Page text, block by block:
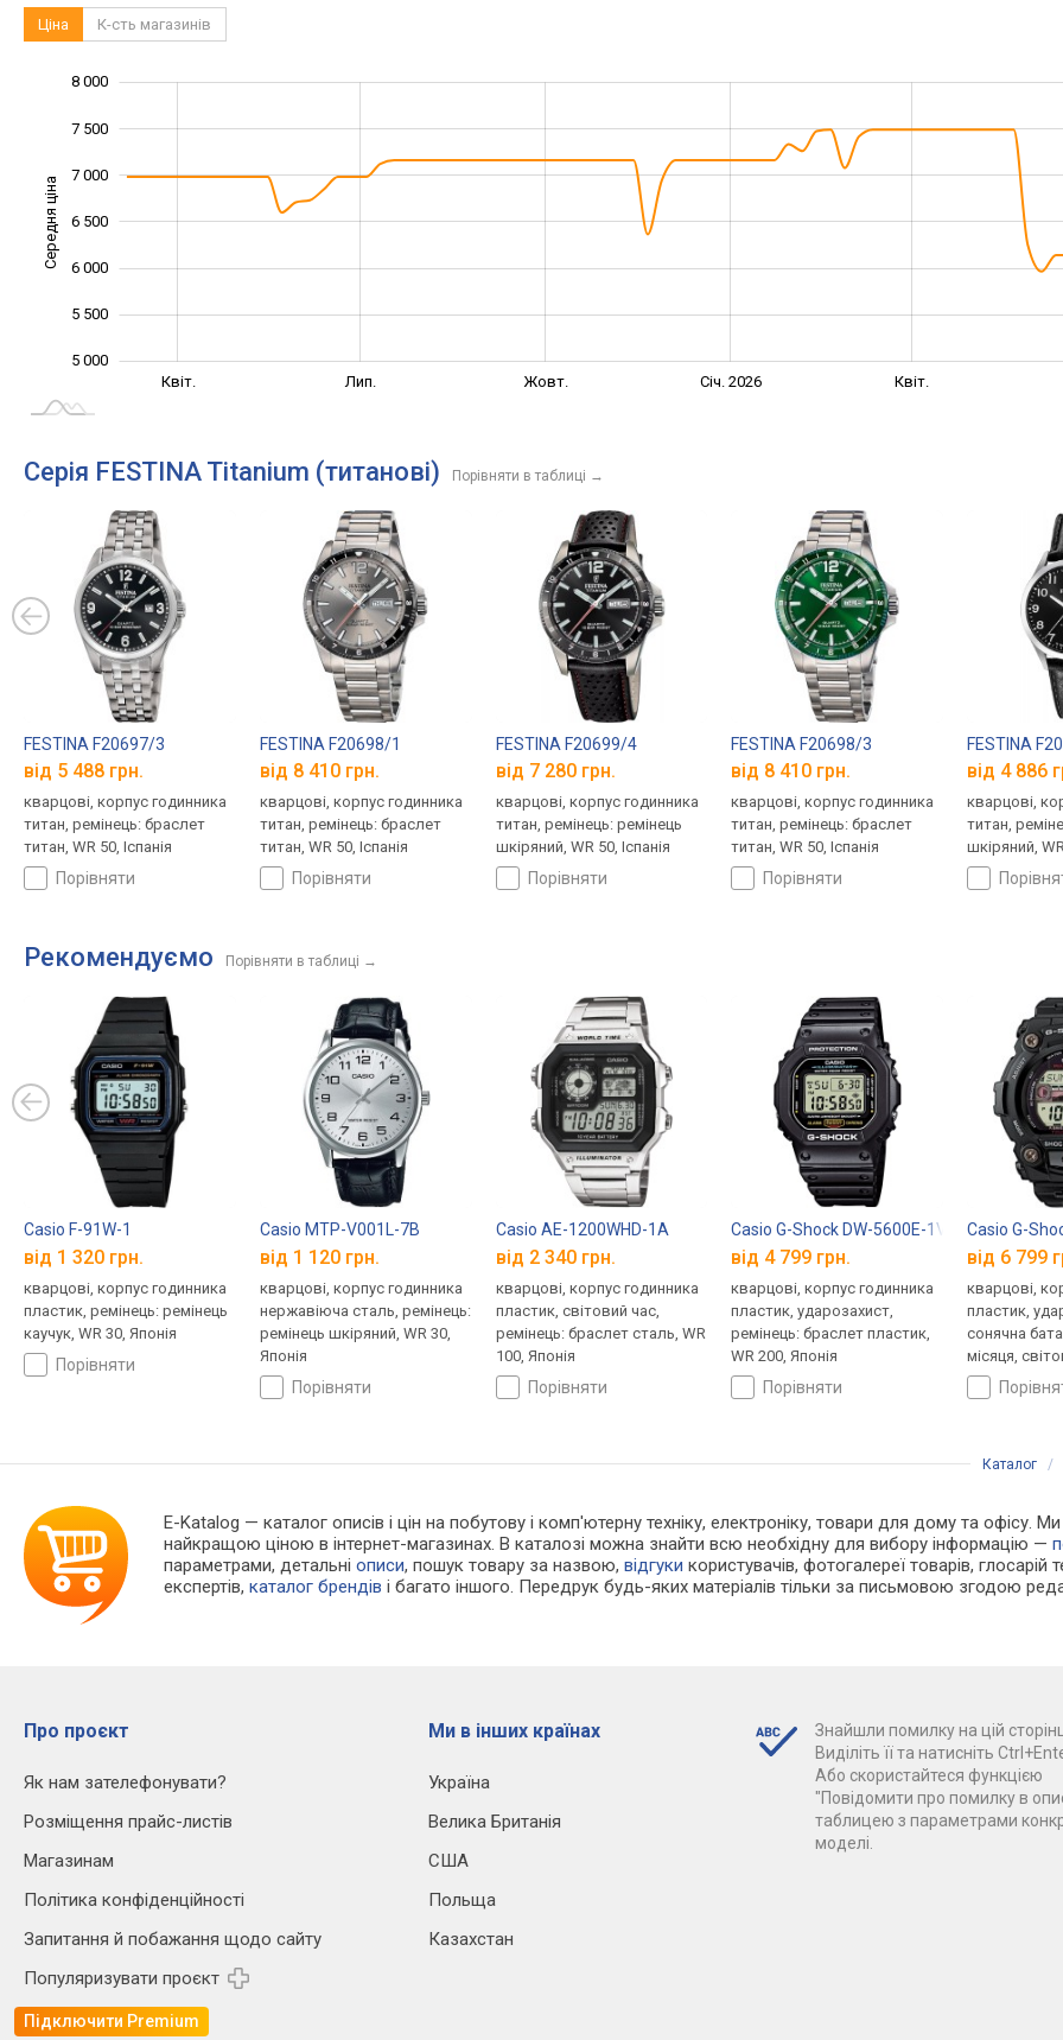
Ціна К-сть магазинів
Середня ціна 5 000
5 000
5 500
6 000
6 500
7 000
7 500
8 000
Квіт. Лип. Жовт. Січ. 2026 Квіт.
Серія FESTINA Titanium (титанові) Порівняти в таблиці →
FESTINA F20697/3
від 5 488 грн.
кварцові, корпус годинника
титан, ремінець: браслет
титан, WR 50, Іспанія
порівняти
FESTINA F20698/1
від 8 410 грн.
кварцові, корпус годинника
титан, ремінець: браслет
титан, WR 50, Іспанія
порівняти
FESTINA F20699/4
від 7 280 грн.
кварцові, корпус годинника
титан, ремінець: ремінець
шкіряний, WR 50, Іспанія
порівняти
FESTINA F20698/3
від 8 410 грн.
кварцові, корпус годинника
титан, ремінець: браслет
титан, WR 50, Іспанія
порівняти
FESTINA
від 4 886
кварцові,
титан,
шкіряний,
Рекомендуємо Порівняти в таблиці →
Casio F-91W-1
від 1 320 грн.
кварцові, корпус годинника
пластик, ремінець: ремінець
каучук, WR 30, Японія
порівняти
Casio MTP-V001L-7B
від 1 120 грн.
кварцові, корпус годинника
нержавіюча сталь, ремінець:
ремінець шкіряний, WR 30,
Японія
порівняти
Casio AE-1200WHD-1A
від 2 340 грн.
кварцові, корпус годинника
пластик, світовий час,
ремінець: браслет сталь, WR
100, Японія
порівняти
Casio G-Shock DW-5600E-1V
від 4 799 грн.
кварцові, корпус годинника
пластик, ударозахист,
ремінець: браслет пластик,
WR 200, Японія
порівняти
Casio G-
від 6 799
кварцові,
пластик,
сонячна
місяця,
ремінець:
WR 200,
Каталог /
E-Katalog — каталог описів і цін на побутову і комп'ютерну техніку, електроніку, товари для дому та офісу.
найкращою ціною в інтернет-магазинах. В каталозі можна знайти всю необхідну для вибору інформацію —
параметрами, детальніописи, пошук товару за назвою,відгуки користувачів, фотогалереї товарів, глосарій
експертів,каталог брендів і багато іншого. Передрук будь-яких матеріалів тільки за письмовою згодою
Про проєкт
Як нам зателефонувати?
Розміщення прайс-листів
Магазинам
Політика конфіденційності
Запитання й побажання щодо сайту
Популяризувати проєкт
Підключити Premium
Ми в інших країнах
Україна
Велика Британія
США
Польща
Казахстан
Знайшли помилку на цій
Виділіть її та натисніть
Або скористайтеся функцією
"Повідомити про помилку в
таблицею з параметрами
моделі.